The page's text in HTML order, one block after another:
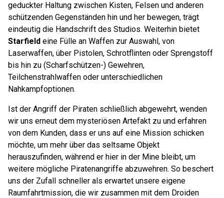
geduckter Haltung zwischen Kisten, Felsen und anderen
schützenden Gegenständen hin und her bewegen, trägt
eindeutig die Handschrift des Studios. Weiterhin bietet
Starfield eine Fülle an Waffen zur Auswahl, von
Laserwaffen, über Pistolen, Schrotflinten oder Sprengstoff
bis hin zu (Scharfschützen-) Gewehren,
Teilchenstrahlwaffen oder unterschiedlichen
Nahkampfoptionen.
Ist der Angriff der Piraten schließlich abgewehrt, wenden
wir uns erneut dem mysteriösen Artefakt zu und erfahren
von dem Kunden, dass er uns auf eine Mission schicken
möchte, um mehr über das seltsame Objekt
herauszufinden, während er hier in der Mine bleibt, um
weitere mögliche Piratenangriffe abzuwehren. So beschert
uns der Zufall schneller als erwartet unsere eigene
Raumfahrtmission, die wir zusammen mit dem Droiden